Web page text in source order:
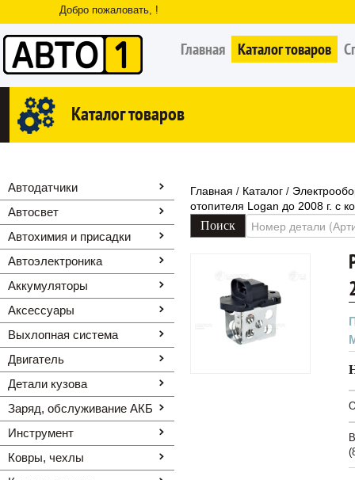
Добро пожаловать, !
Главная Каталог товаров
Каталог товаров
Автодатчики
Автосвет
Автохимия и присадки
Автоэлектроника
Аккумуляторы
Аксессуары
Выхлопная система
Двигатель
Детали кузова
Заряд, обслуживание АКБ
Инструмент
Ковры, чехлы
Главная / Каталог /
отопителя Logan до 2008 г. с